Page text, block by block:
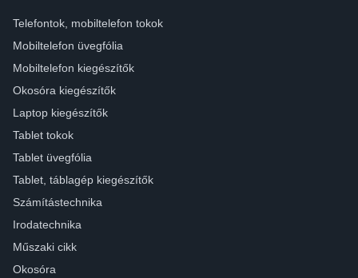
Telefontok, mobiltelefon tokok
Mobiltelefon üvegfólia
Mobiltelefon kiegészítők
Okosóra kiegészítők
Laptop kiegészítők
Tablet tokok
Tablet üvegfólia
Tablet, táblagép kiegészítők
Számítástechnika
Irodatechnika
Műszaki cikk
Okosóra